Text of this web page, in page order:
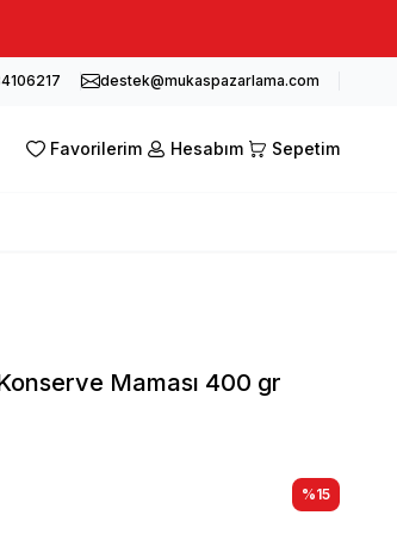
destek@mukaspazarlama.com
Favorilerim Hesabım Sepetim
Maması 400 gr
%15